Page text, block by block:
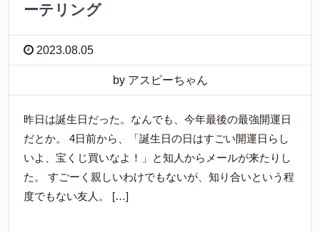
ーテリング
2023.08.05
by アスピーちゃん
昨日は誕生日だった。なんでも、今年最後の最強開運日
だとか。 4日前から、「誕生日の日はすごい開運日らし
いよ、宝くじ買いなよ！」と知人からメールが来たりし
た。 すごーく親しいわけでもないが、知り合いという程
度でもない友人。 […]